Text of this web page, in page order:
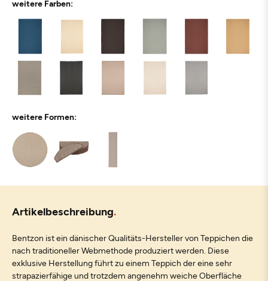
weitere Farben:
weitere Formen:
Artikelbeschreibung
Bentzon ist ein dänischer Qualitäts-Hersteller von Teppichen die
nach traditioneller Webmethode produziert werden. Diese
exklusive Herstellung führt zu einem Teppich der eine sehr
strapazierfähige und trotzdem angenehm weiche Oberfläche